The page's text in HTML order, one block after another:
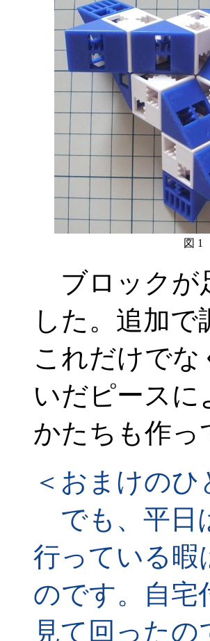
図 1
ブロックが
した。追加
これだけでな
いだピース
かたちも作っ
＜おまけのひ
でも、平日
行っている暇
のです。自宅
見て回った